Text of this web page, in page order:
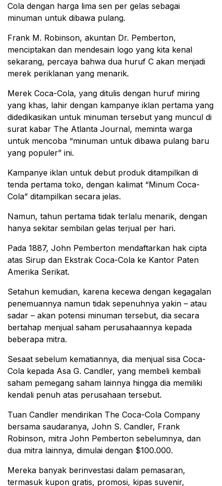
Cola dengan harga lima sen per gelas sebagai
minuman untuk dibawa pulang.
Frank M. Robinson, akuntan Dr. Pemberton,
menciptakan dan mendesain logo yang kita kenal
sekarang, percaya bahwa dua huruf C akan menjadi
merek periklanan yang menarik.
Merek Coca-Cola, yang ditulis dengan huruf miring
yang khas, lahir dengan kampanye iklan pertama yang
didedikasikan untuk minuman tersebut yang muncul di
surat kabar The Atlanta Journal, meminta warga
untuk mencoba “minuman untuk dibawa pulang baru
yang populer” ini.
Kampanye iklan untuk debut produk ditampilkan di
tenda pertama toko, dengan kalimat “Minum Coca-
Cola” ditampilkan secara jelas.
Namun, tahun pertama tidak terlalu menarik, dengan
hanya sekitar sembilan gelas terjual per hari.
Pada 1887, John Pemberton mendaftarkan hak cipta
atas Sirup dan Ekstrak Coca-Cola ke Kantor Paten
Amerika Serikat.
Setahun kemudian, karena kecewa dengan kegagalan
penemuannya namun tidak sepenuhnya yakin – atau
sadar – akan potensi minuman tersebut, dia secara
bertahap menjual saham perusahaannya kepada
beberapa mitra.
Sesaat sebelum kematiannya, dia menjual sisa Coca-
Cola kepada Asa G. Candler, yang membeli kembali
saham pemegang saham lainnya hingga dia memiliki
kendali penuh atas perusahaan tersebut.
Tuan Candler mendirikan The Coca-Cola Company
bersama saudaranya, John S. Candler, Frank
Robinson, mitra John Pemberton sebelumnya, dan
dua mitra lainnya, dimulai dengan $100.000.
Mereka banyak berinvestasi dalam pemasaran,
termasuk kupon gratis, promosi, kipas suvenir,